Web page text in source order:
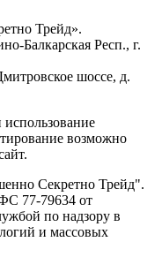
Трейд».
Балкарская Респ., г.
шоссе, д.
возможно
Секретно Трейд".
77-79634 от
по надзору в
и массовых